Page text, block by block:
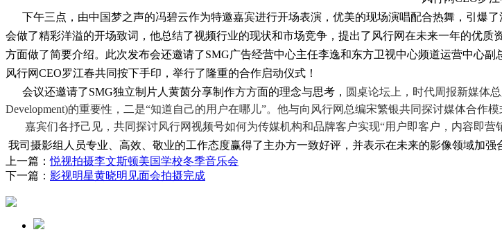
下午三点，由中国梦之声的冯碧云作为特邀嘉宾进行开场表演，优美的现场演唱配合热舞，引爆
会做了精彩洋溢的开场致词，他总结了视频行业的现状和市场竞争，提出了风行网在未来一年的优
方面做了简要介绍。此次发布会还邀请了SMG广告经营中心主任李逸和东方卫视中心频道运营中心
风行网CEO罗江春共同按下手印，举行了隆重的合作启动仪式！
会议还邀请了SMG独立制片人黄茵分享制作方方面的理念与思考， 圆桌论坛上，时代周报新媒体
Development)的重要性，二是“知道自己的用户在哪儿”。他与向风行网总编宋繁银共同探讨媒体合作模
嘉宾们各抒己见，共同探讨风行网视频号如何为传媒机构和品牌客户实现“用户即客户，内容即营
我司摄影组人员专业、高效、敬业的工作态度赢得了主办方一致好评，并表示在未来的影像领域加强
上一篇：悦视拍摄李文斯顿美国学校冬季音乐会
下一篇： 影视明星黄晓明见面会拍摄完成